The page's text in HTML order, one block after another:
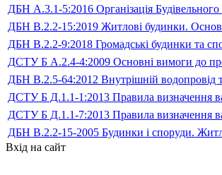
ДБН А.3.1-5:2016 Організація
ДБН В.2.2-15:2019 Житлові будинки.
ДБН В.2.2-9:2018 Громадські будинки та
ДСТУ Б А.2.4-4:2009 Основні вимоги до
ДБН В.2.5-64:2012 Внутрішній водопровід
ДСТУ Б Д.1.1-1:2013 Правила визначення
ДСТУ Б Д.1.1-7:2013 Правила визначення
ДБН В.2.2-15-2005 Будинки і споруди.
Вхід на сайт